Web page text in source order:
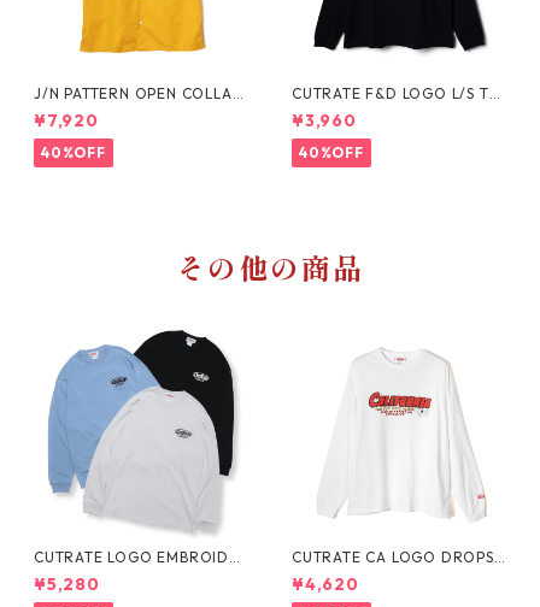
J/N PATTERN OPEN COLLAR
SHIRT
¥7,920
40%OFF
CUTRATE F&D LOGO L/S TE
E
¥3,960
40%OFF
その他の商品
CUTRATE LOGO EMBROIDER
Y L/S TEE
¥5,280
CUTRATE CA LOGO DROPSH
OULDER L/S TEE
¥4,620